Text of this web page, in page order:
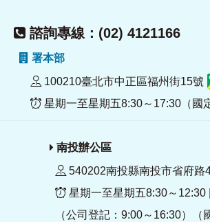
諮詢專線：(02) 4121166
署本部
100210臺北市中正區福州街15號
星期一至星期五8:30～17:30（國
南投辦公區
540202南投縣南投市省府路
星期一至星期五8:30～12:30
（公司登記：9:00～16:30）（